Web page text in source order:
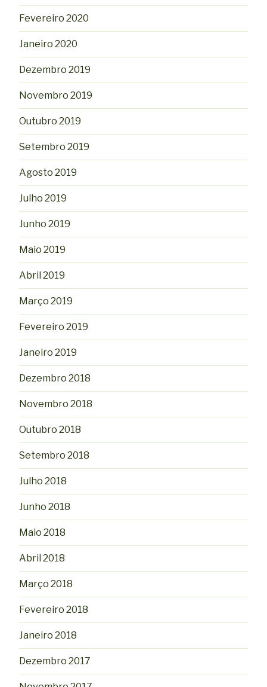
Fevereiro 2020
Janeiro 2020
Dezembro 2019
Novembro 2019
Outubro 2019
Setembro 2019
Agosto 2019
Julho 2019
Junho 2019
Maio 2019
Abril 2019
Março 2019
Fevereiro 2019
Janeiro 2019
Dezembro 2018
Novembro 2018
Outubro 2018
Setembro 2018
Julho 2018
Junho 2018
Maio 2018
Abril 2018
Março 2018
Fevereiro 2018
Janeiro 2018
Dezembro 2017